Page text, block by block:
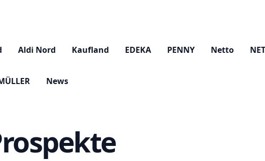
Aldi Nord Kaufland EDEKA PENNY Netto
News